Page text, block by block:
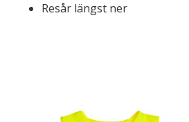
Resår längst ner